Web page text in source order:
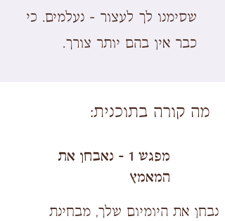
שסימנו לך לעצור - נעלמים. כי
כבר אין בהם יותר צורך.
מה קורה בתוכנית:
מפגש 1 - נאבחן את
המאמץ
נבחן את היומיום שלך, מבחינת